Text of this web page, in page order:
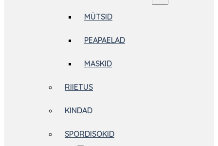
MÜTSID
PEAPAELAD
MASKID
RIIETUS
KINDAD
SPORDISOKID